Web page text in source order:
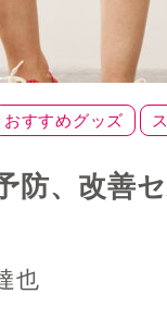
おすすめグッズ
防、改善
也